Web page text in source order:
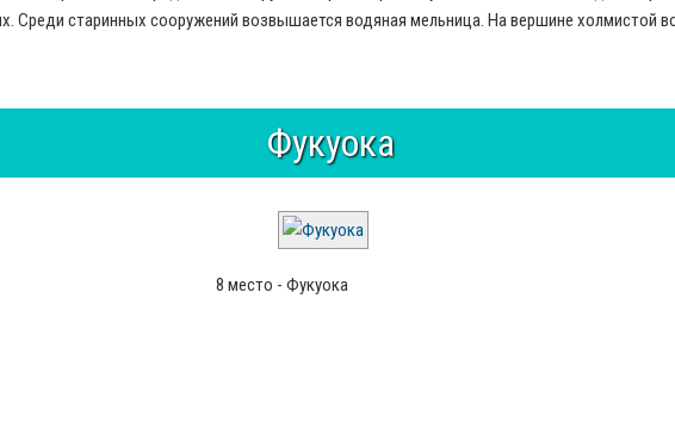
Среди старинных сооружений возвышается водяная мельница. На вершине холмистой
Фукуока
8 место - Фукуока